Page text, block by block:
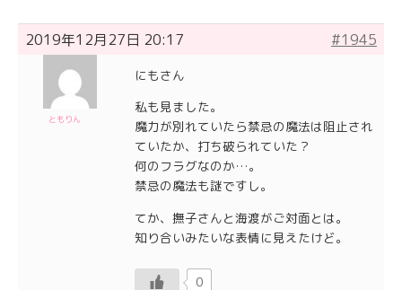
2019年12月27日 20:17 #1945
ともりん
にもさん
私も見ました。
魔力が別れていたら禁忌の魔法は阻止され
ていたか、打ち破られていた？
何のフラグなのか…。
禁忌の魔法も謎ですし。
てか、撫子さんと海渡がご対面とは。
知り合いみたいな表情に見えたけど。
0